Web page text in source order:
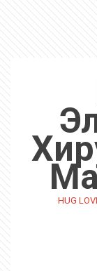
HUG